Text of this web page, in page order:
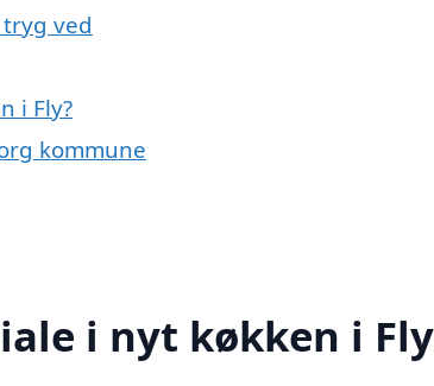
ved
i Fly?
kommune
i nyt køkken i Fly